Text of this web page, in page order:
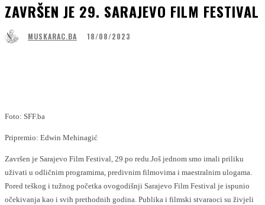
ZAVRŠEN JE 29. SARAJEVO FILM FESTIVAL
MUSKARAC.BA 18/08/2023
Foto: SFF.ba
Pripremio: Edwin Mehinagić
Završen je Sarajevo Film Festival, 29.po redu.Još jednom smo imali priliku
uživati u odličnim programima, predivnim filmovima i maestralnim ulogama.
Pored teškog i tužnog početka ovogodišnji Sarajevo Film Festival je ispunio
očekivanja kao i svih prethodnih godina. Publika i filmski stvaraoci su živjeli